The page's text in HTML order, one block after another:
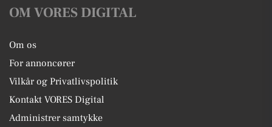
OM VORES DIGITAL
Om os
For annoncører
Vilkår og Privatlivspolitik
Kontakt VORES Digital
Administrer samtykke